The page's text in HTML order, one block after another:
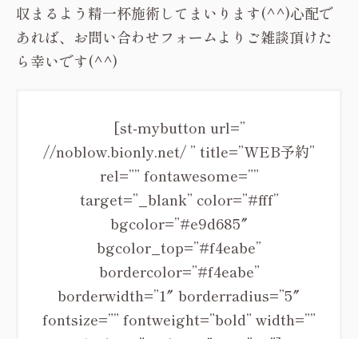
収まるよう精一杯施術してまいります(^^)心配で
あれば、お問い合わせフォームよりご雑談頂けた
ら幸いです(^^)
[st-mybutton url=”
//noblow.bionly.net/ ” title=”WEB予約”
rel=”” fontawesome=””
target=”_blank” color=”#fff”
bgcolor=”#e9d685″
bgcolor_top=”#f4eabe”
bordercolor=”#f4eabe”
borderwidth=”1″ borderradius=”5″
fontsize=”” fontweight=”bold” width=””